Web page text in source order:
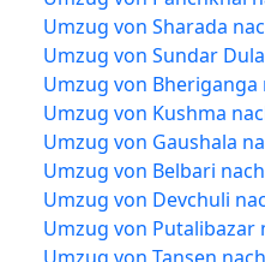
Umzug von Sharada
Umzug von Sundar
Umzug von Bheriganga
Umzug von Kushma
Umzug von Gaushala
Umzug von Belbari
Umzug von Devchuli
Umzug von Putalibazar